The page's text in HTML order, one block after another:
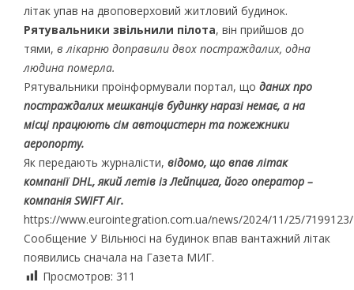
літак упав на двоповерховий житловий будинок.
Рятувальники звільнили пілота, він прийшов до
тями, в лікарню доправили двох постраждалих, одна
людина померла.
Рятувальники проінформували портал, що даних про
постраждалих мешканців будинку наразі немає, а на
місці працюють сім автоцистерн та пожежники
аеропорту.
Як передають журналісти, відомо, що впав літак
компанії DHL, який летів із Лейпцига, його оператор –
компанія SWIFT Air.
https://www.eurointegration.com.ua/news/2024/11/25/7199123/
Сообщение У Вільнюсі на будинок впав вантажний літак
появились сначала на Газета МИГ.
Просмотров: 311